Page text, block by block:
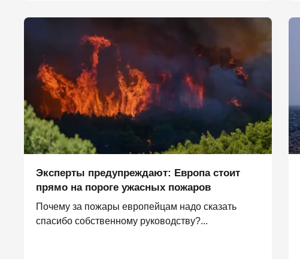
Эксперты предупреждают: Европа стоит
прямо на пороге ужасных пожаров
Почему за пожары европейцам надо сказать
спасибо собственному руководству?...